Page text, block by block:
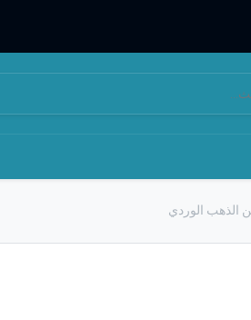
الذهب الوردي